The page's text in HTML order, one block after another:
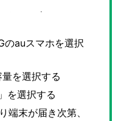
クセスする
のauスマホを選択
を選択する
を選択する
端末が届き次第、